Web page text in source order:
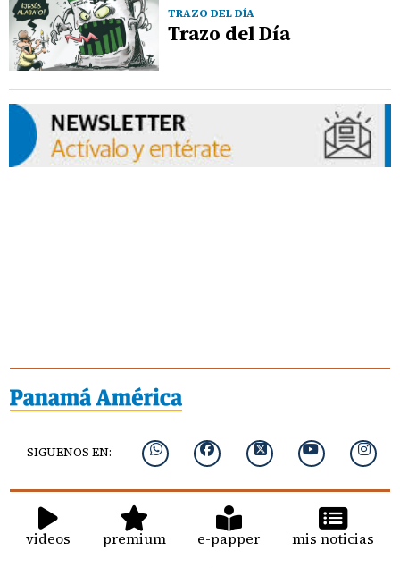
TRAZO DEL DÍA
Trazo del Día
SIGUENOS EN:
videos premium e-papper mis noticias